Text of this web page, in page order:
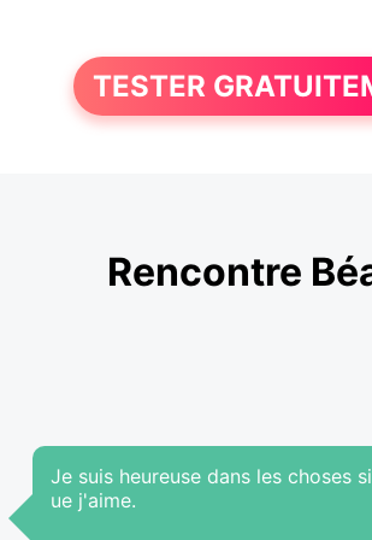
TESTER
Rencontre
Je suis heureuse dans les choses
ue j'aime.